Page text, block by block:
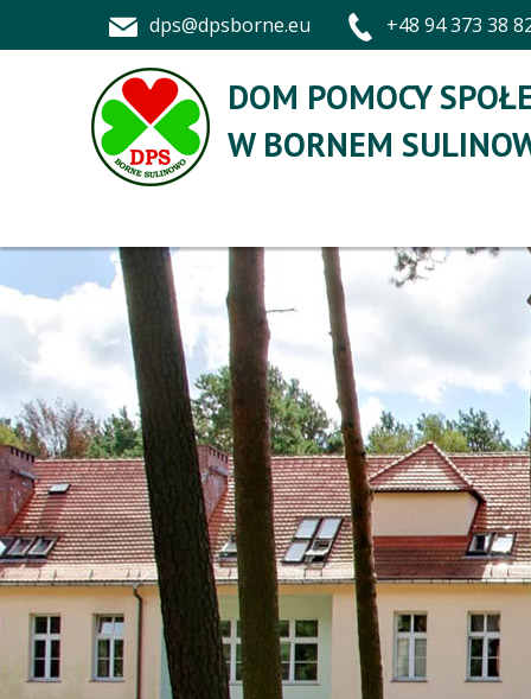
dps@dpsborne.eu +48 94 373 38
DOM POMOCY
W BORNEM